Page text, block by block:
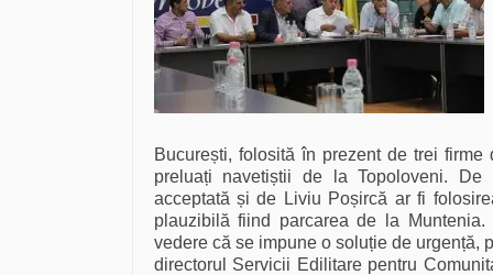
București, folosită în prezent de trei
preluați navetiștii de la Topoloveni. De
acceptată și de Liviu Poșircă ar fi
plauzibilă fiind parcarea de la
vedere că se impune o soluție de urgență,
directorul Servicii Edilitare pentru